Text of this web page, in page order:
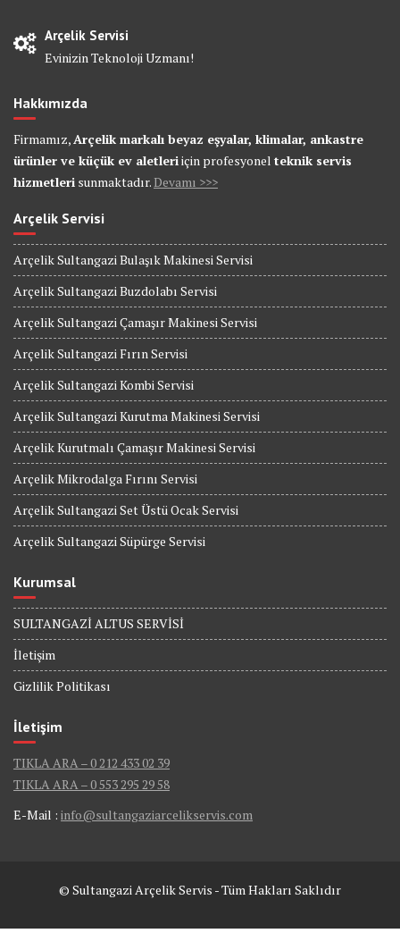
Arçelik Servisi
Evinizin Teknoloji Uzmanı!
Hakkımızda
Firmamız,Arçelik markalı beyaz eşyalar, klimalar, ankastre
ürünler ve küçük ev aletleriiçin profesyonel teknik servis
hizmetleri sunmaktadır.Devamı >>>
Arçelik Servisi
Arçelik Sultangazi Bulaşık Makinesi Servisi
Arçelik Sultangazi Buzdolabı Servisi
Arçelik Sultangazi Çamaşır Makinesi Servisi
Arçelik Sultangazi Fırın Servisi
Arçelik Sultangazi Kombi Servisi
Arçelik Sultangazi Kurutma Makinesi Servisi
Arçelik Kurutmalı Çamaşır Makinesi Servisi
Arçelik Mikrodalga Fırını Servisi
Arçelik Sultangazi Set Üstü Ocak Servisi
Arçelik Sultangazi Süpürge Servisi
Kurumsal
SULTANGAZİ ALTUS SERVİSİ
İletişim
Gizlilik Politikası
İletişim
TIKLA ARA – 0 212 433 02 39
TIKLA ARA – 0 553 295 29 58
E-Mail : info@sultangaziarcelikservis.com
© Sultangazi Arçelik Servis - Tüm Hakları Saklıdır